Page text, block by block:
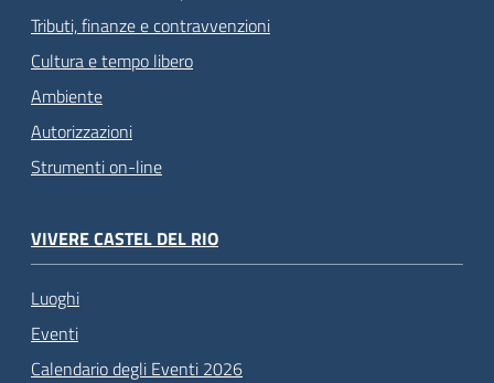
Tributi, finanze e contravvenzioni
Cultura e tempo libero
Ambiente
Autorizzazioni
Strumenti on-line
VIVERE CASTEL DEL RIO
Luoghi
Eventi
Calendario degli Eventi 2026